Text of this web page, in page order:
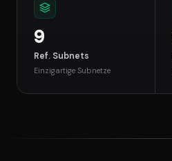
9
Ref. Subnets
Einzigartige Subnetze